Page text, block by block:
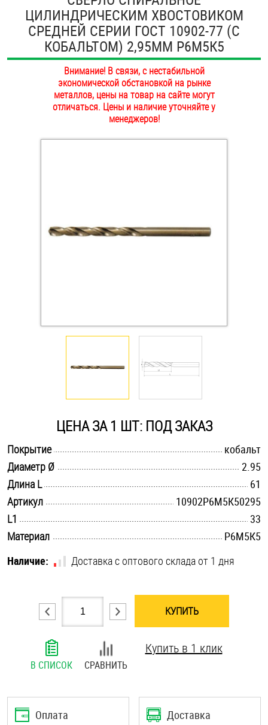
ОПЛАТА И ДОСТАВКА
НАШИ МАГАЗИНЫ
Втулки
Гайки
Дюбели
Дюймовый крепёж
Саморезы и шурупы
Стопорные кольца
Такелаж
Хомуты
Шайбы
Шпильки
Шплинты
ЦИЛИНДРИЧЕСКИМ ХВОСТОВИКОМ
СРЕДНЕЙ СЕРИИ ГОСТ 10902-77 (С
КОБАЛЬТОМ) 2,95ММ Р6М5К5
Внимание! В связи, с нестабильной
экономической обстановкой на рынке
металлов, цены на товар на сайте могут
отличаться. Цены и наличие уточняйте у
менеджеров!
ЦЕНА ЗА 1 ШТ: ПОД ЗАКАЗ
Покрытие
кобальт
Диаметр Ø
2.95
Длина L
61
Артикул
10902Р6М5К50295
L1
33
Материал
Р6М5К5
Наличие:
Доставка с оптового склада от 1 дня
КУПИТЬ
В СПИСОК СРАВНИТЬ
Купить в 1 клик
Оплата Доставка